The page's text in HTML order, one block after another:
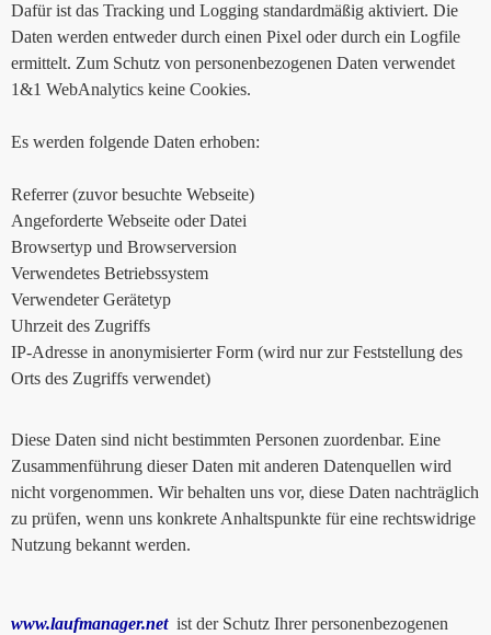
Dafür ist das Tracking und Logging standardmäßig aktiviert. Die
Daten werden entweder durch einen Pixel oder durch ein Logfile
ermittelt. Zum Schutz von personenbezogenen Daten verwendet
1&1 WebAnalytics keine Cookies.
Es werden folgende Daten erhoben:
Referrer (zuvor besuchte Webseite)
Angeforderte Webseite oder Datei
Browsertyp und Browserversion
Verwendetes Betriebssystem
Verwendeter Gerätetyp
Uhrzeit des Zugriffs
IP-Adresse in anonymisierter Form (wird nur zur Feststellung des
Orts des Zugriffs verwendet)
Diese Daten sind nicht bestimmten Personen zuordenbar. Eine
Zusammenführung dieser Daten mit anderen Datenquellen wird
nicht vorgenommen. Wir behalten uns vor, diese Daten nachträglich
zu prüfen, wenn uns konkrete Anhaltspunkte für eine rechtswidrige
Nutzung bekannt werden.
www.laufmanager.netist der Schutz Ihrer personenbezogenen